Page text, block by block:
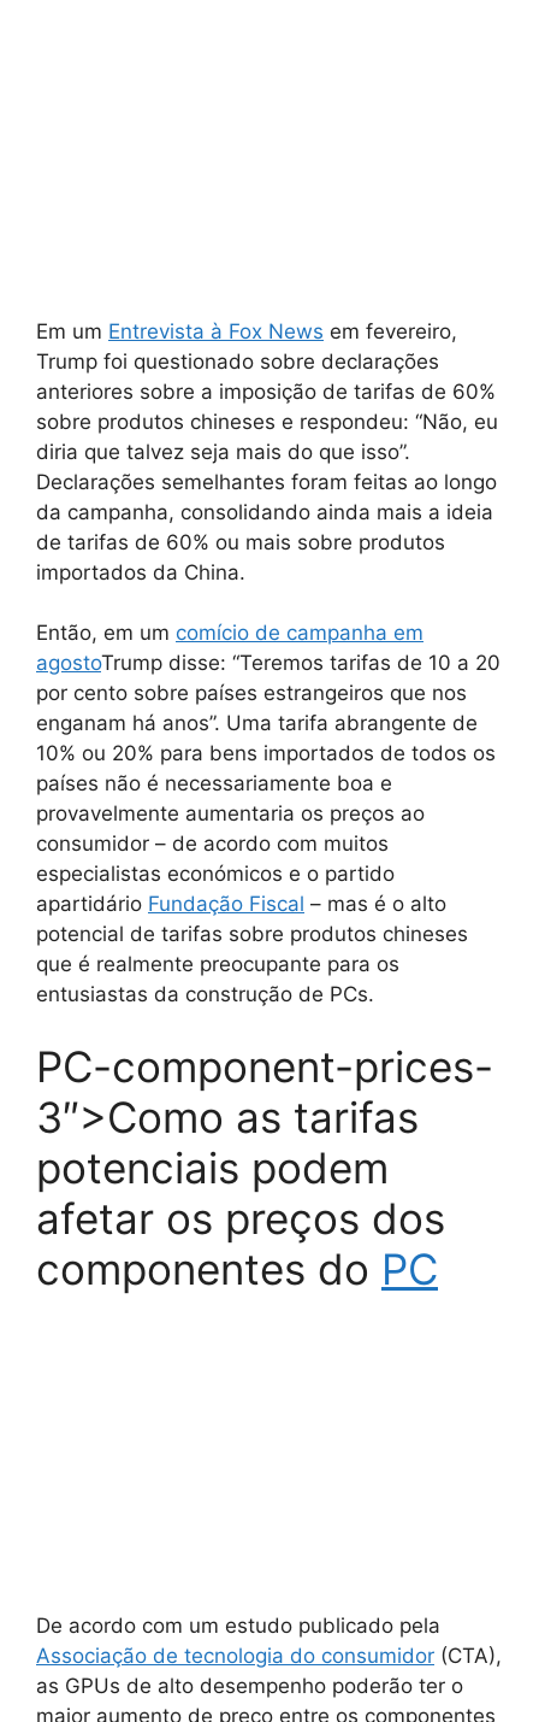
Em um Entrevista à Fox News em fevereiro,
Trump foi questionado sobre declarações
anteriores sobre a imposição de tarifas de 60%
sobre produtos chineses e respondeu: “Não, eu
diria que talvez seja mais do que isso”.
Declarações semelhantes foram feitas ao longo
da campanha, consolidando ainda mais a ideia
de tarifas de 60% ou mais sobre produtos
importados da China.
Então, em um comício de campanha em
agostoTrump disse: “Teremos tarifas de 10 a 20
por cento sobre países estrangeiros que nos
enganam há anos”. Uma tarifa abrangente de
10% ou 20% para bens importados de todos os
países não é necessariamente boa e
provavelmente aumentaria os preços ao
consumidor – de acordo com muitos
especialistas económicos e o partido
apartidário Fundação Fiscal – mas é o alto
potencial de tarifas sobre produtos chineses
que é realmente preocupante para os
entusiastas da construção de PCs.
PC-component-prices-
3″>Como as tarifas
potenciais podem
afetar os preços dos
componentes do PC
De acordo com um estudo publicado pela
Associação de tecnologia do consumidor (CTA),
as GPUs de alto desempenho poderão ter o
maior aumento de preço entre os componentes